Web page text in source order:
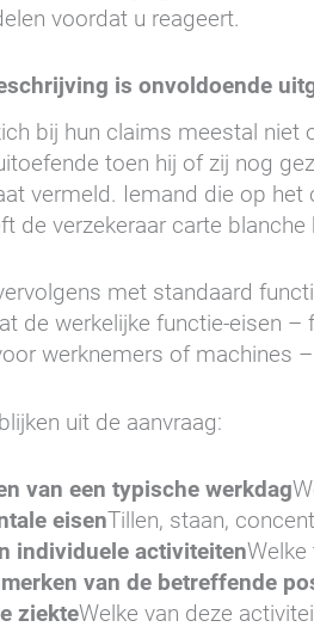
voordat u reageert.
is onvoldoende
bij hun claims meestal
toen hij of zij nog
vermeld. Iemand die op
de verzekeraar carte
met standaard
de werkelijke functie-eisen
werknemers of machines
uit de aanvraag:
van een typische werkdag
eisenTillen, staan,
individuele activiteiten
van de betreffende
ziekteWelke van deze